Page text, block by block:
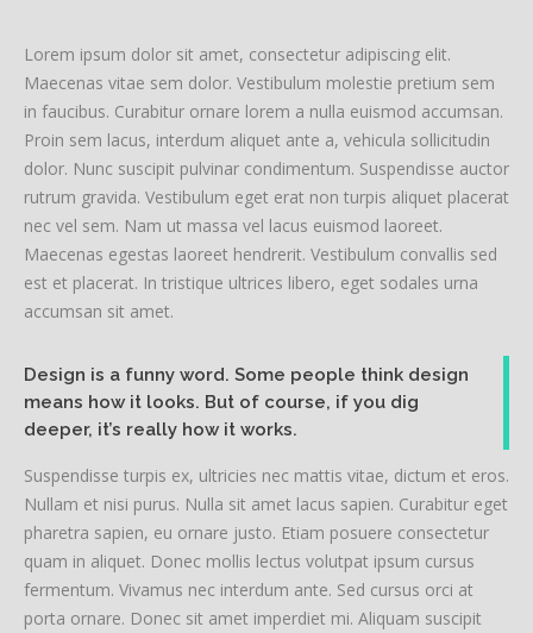
Lorem ipsum dolor sit amet, consectetur adipiscing elit.
Maecenas vitae sem dolor. Vestibulum molestie pretium sem
in faucibus. Curabitur ornare lorem a nulla euismod accumsan.
Proin sem lacus, interdum aliquet ante a, vehicula sollicitudin
dolor. Nunc suscipit pulvinar condimentum. Suspendisse auctor
rutrum gravida. Vestibulum eget erat non turpis aliquet placerat
nec vel sem. Nam ut massa vel lacus euismod laoreet.
Maecenas egestas laoreet hendrerit. Vestibulum convallis sed
est et placerat. In tristique ultrices libero, eget sodales urna
accumsan sit amet.
Design is a funny word. Some people think design
means how it looks. But of course, if you dig
deeper, it’s really how it works.
Suspendisse turpis ex, ultricies nec mattis vitae, dictum et eros.
Nullam et nisi purus. Nulla sit amet lacus sapien. Curabitur eget
pharetra sapien, eu ornare justo. Etiam posuere consectetur
quam in aliquet. Donec mollis lectus volutpat ipsum cursus
fermentum. Vivamus nec interdum ante. Sed cursus orci at
porta ornare. Donec sit amet imperdiet mi. Aliquam suscipit